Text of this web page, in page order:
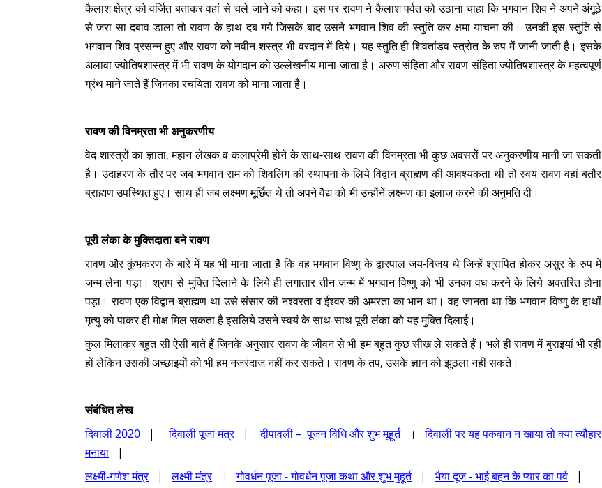
कैलाश क्षेत्र को वर्जित बताकर वहां से चले जाने को कहा। इस पर रावण ने कैलाश पर्वत को उठाना चाहा कि भगवान शिव ने अपने अंगूठे
से जरा सा दबाव डाला तो रावण के हाथ दब गये जिसके बाद उसने भगवान शिव की स्तुति कर क्षमा याचना की। उनकी इस स्तुति से
भगवान शिव प्रसन्न हुए और रावण को नवीन शस्त्र भी वरदान में दिये। यह स्तुति ही शिवतांडव स्त्रोत के रुप में जानी जाती है। इसके
अलावा ज्योतिषशास्त्र में भी रावण के योगदान को उल्लेखनीय माना जाता है। अरुण संहिता और रावण संहिता ज्योतिषशास्त्र के महत्वपूर्ण
ग्रंथ माने जाते हैं जिनका रचयिता रावण को माना जाता है।
रावण की विनम्रता भी अनुकरणीय
वेद शास्त्रों का ज्ञाता, महान लेखक व कलाप्रेमी होने के साथ-साथ रावण की विनम्रता भी कुछ अवसरों पर अनुकरणीय मानी जा सकती
है। उदाहरण के तौर पर जब भगवान राम को शिवलिंग की स्थापना के लिये विद्वान ब्राह्मण की आवश्यकता थी तो स्वयं रावण वहां बतौर
ब्राह्मण उपस्थित हुए। साथ ही जब लक्ष्मण मूर्छित थे तो अपने वैद्य को भी उन्होंनें लक्ष्मण का इलाज करने की अनुमति दी।
पूरी लंका के मुक्तिदाता बने रावण
रावण और कुंभकरण के बारे में यह भी माना जाता है कि वह भगवान विष्णु के द्वारपाल जय-विजय थे जिन्हें श्रापित होकर असुर के रुप में
जन्म लेना पड़ा। श्राप से मुक्ति दिलाने के लिये ही लगातार तीन जन्म में भगवान विष्णु को भी उनका वध करने के लिये अवतरित होना
पड़ा। रावण एक विद्वान ब्राह्मण था उसे संसार की नश्वरता व ईश्वर की अमरता का भान था। वह जानता था कि भगवान विष्णु के हाथों
मृत्यु को पाकर ही मोक्ष मिल सकता है इसलिये उसने स्वयं के साथ-साथ पूरी लंका को यह मुक्ति दिलाई।
कुल मिलाकर बहुत सी ऐसी बाते हैं जिनके अनुसार रावण के जीवन से भी हम बहुत कुछ सीख ले सकते हैं। भले ही रावण में बुराइयां भी रही
हों लेकिन उसकी अच्छाइयों को भी हम नजरंदाज नहीं कर सकते। रावण के तप, उसके ज्ञान को झुठला नहीं सकते।
संबंधित लेख
दिवाली 2020 |दिवाली पूजा मंत्र|दीपावली – पूजन विधि और शुभ मूहूर्त।दिवाली पर यह पकवान न खाया तो क्या त्यौहार
मनाया |
लक्ष्मी-गणेश मंत्र|लक्ष्मी मंत्र।गोवर्धन पूजा - गोवर्धन पूजा कथा और शुभ मुहूर्त| भैया दूज - भाई बहन के प्यार का पर्व |